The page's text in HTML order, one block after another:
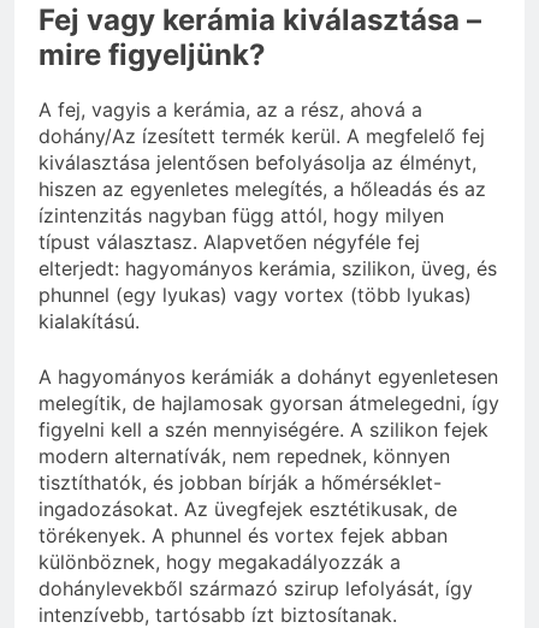
Fej vagy kerámia kiválasztása –
mire figyeljünk?
A fej, vagyis a kerámia, az a rész, ahová a
dohány/Az ízesített termék kerül. A megfelelő fej
kiválasztása jelentősen befolyásolja az élményt,
hiszen az egyenletes melegítés, a hőleadás és az
ízintenzitás nagyban függ attól, hogy milyen
típust választasz. Alapvetően négyféle fej
elterjedt: hagyományos kerámia, szilikon, üveg, és
phunnel (egy lyukas) vagy vortex (több lyukas)
kialakítású.
A hagyományos kerámiák a dohányt egyenletesen
melegítik, de hajlamosak gyorsan átmelegedni, így
figyelni kell a szén mennyiségére. A szilikon fejek
modern alternatívák, nem repednek, könnyen
tisztíthatók, és jobban bírják a hőmérséklet-
ingadozásokat. Az üvegfejek esztétikusak, de
törékenyek. A phunnel és vortex fejek abban
különböznek, hogy megakadályozzák a
dohánylevekből származó szirup lefolyását, így
intenzívebb, tartósabb ízt biztosítanak.